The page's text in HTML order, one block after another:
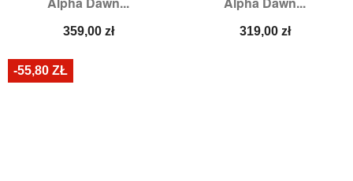
Cena
359,00 zł Cena
319,00 zł
-55,80 ZŁ